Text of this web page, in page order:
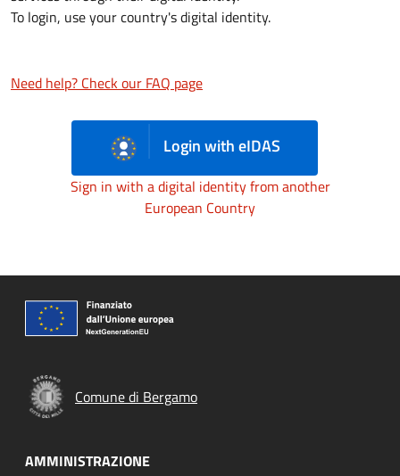
To login, use your country's digital identity.
Need help? Check our FAQ page
Login with eIDAS
Sign in with a digital identity from another
European Country
Comune di Bergamo
AMMINISTRAZIONE